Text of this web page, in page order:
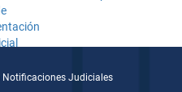
Notificaciones Judiciales